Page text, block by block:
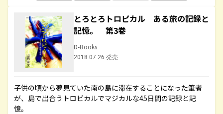
とろとろトロピカル ある旅の記録と
記憶。 第3巻
D-Books
2018.07.26 発売
子供の頃から夢見ていた南の島に滞在することになった筆者
が、島で出合うトロピカルでマジカルな45日間の記録と記
憶。